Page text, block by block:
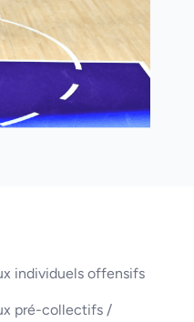
individuels offensifs
pré-collectifs /